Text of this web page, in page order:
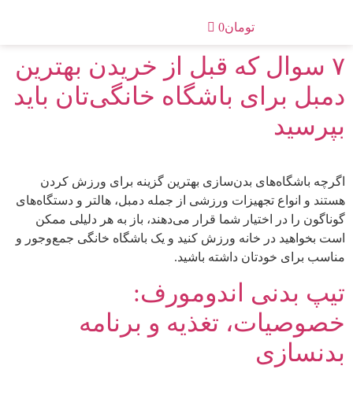
تومان0
۷ سوال که قبل از خریدن بهترین
دمبل برای باشگاه خانگی‌تان باید
بپرسید
اگرچه باشگاه‌های بدن‌سازی بهترین گزینه برای ورزش کردن
هستند و انواع تجهیزات ورزشی از جمله دمبل، هالتر و دستگاه‌های
گوناگون را در اختیار شما قرار می‌دهند، باز به هر دلیلی ممکن
است بخواهید در خانه ورزش کنید و یک باشگاه خانگی جمع‌وجور و
مناسب برای خودتان داشته باشید.
تیپ بدنی اندومورف:
خصوصیات، تغذیه و برنامه
بدنسازی